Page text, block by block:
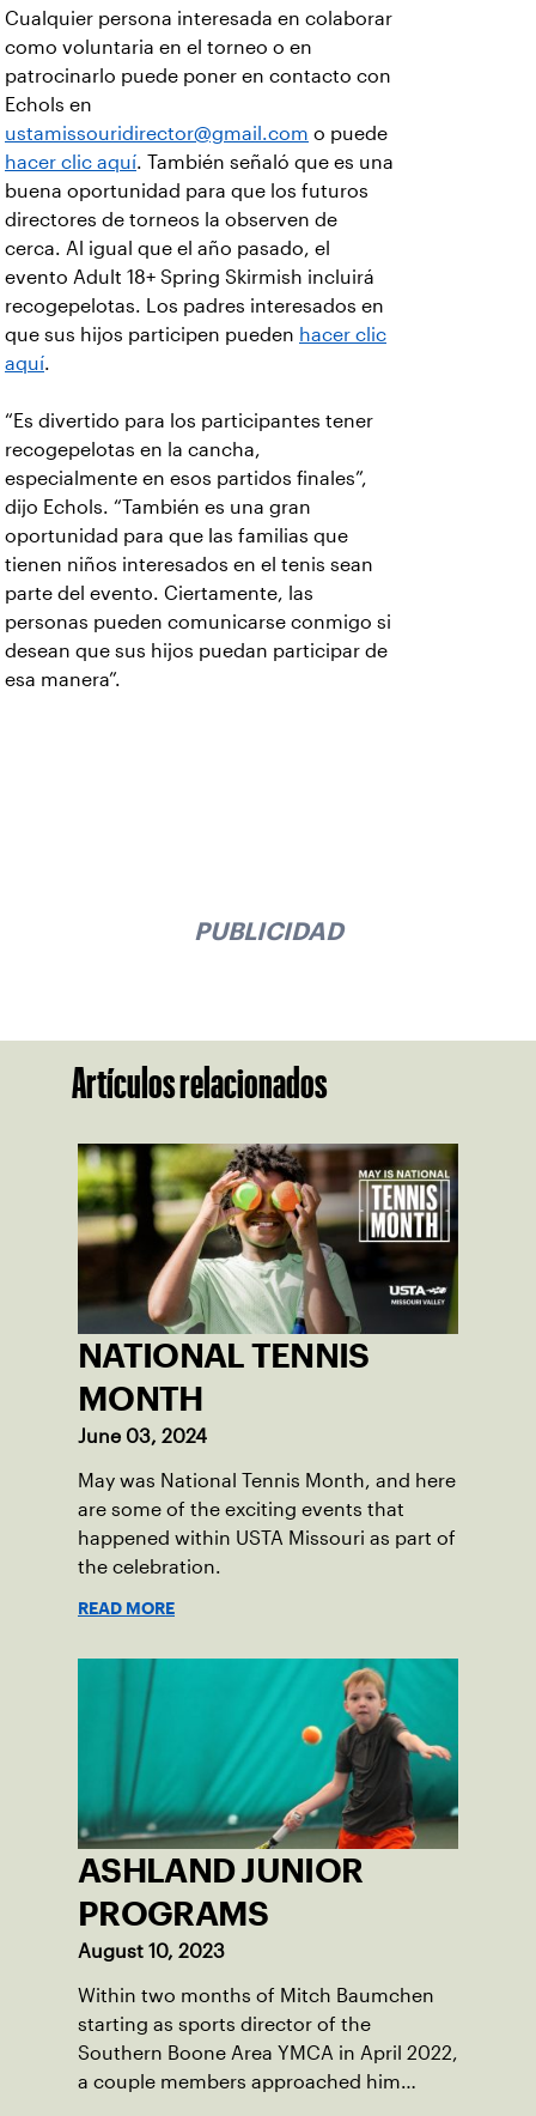
Cualquier persona interesada en colaborar
como voluntaria en el torneo o en
patrocinarlo puede poner en contacto con
Echols en
ustamissouridirector@gmail.com o puede
hacer clic aquí. También señaló que es una
buena oportunidad para que los futuros
directores de torneos la observen de
cerca. Al igual que el año pasado, el
evento Adult 18+ Spring Skirmish incluirá
recogepelotas. Los padres interesados en
que sus hijos participen pueden hacer clic
aquí.
“Es divertido para los participantes tener
recogepelotas en la cancha,
especialmente en esos partidos finales”,
dijo Echols. “También es una gran
oportunidad para que las familias que
tienen niños interesados en el tenis sean
parte del evento. Ciertamente, las
personas pueden comunicarse conmigo si
desean que sus hijos puedan participar de
esa manera”.
PUBLICIDAD
Artículos relacionados
NATIONAL TENNIS
MONTH
June 03, 2024
May was National Tennis Month, and here
are some of the exciting events that
happened within USTA Missouri as part of
the celebration.
READ MORE
ASHLAND JUNIOR
PROGRAMS
August 10, 2023
Within two months of Mitch Baumchen
starting as sports director of the
Southern Boone Area YMCA in April 2022,
a couple members approached him